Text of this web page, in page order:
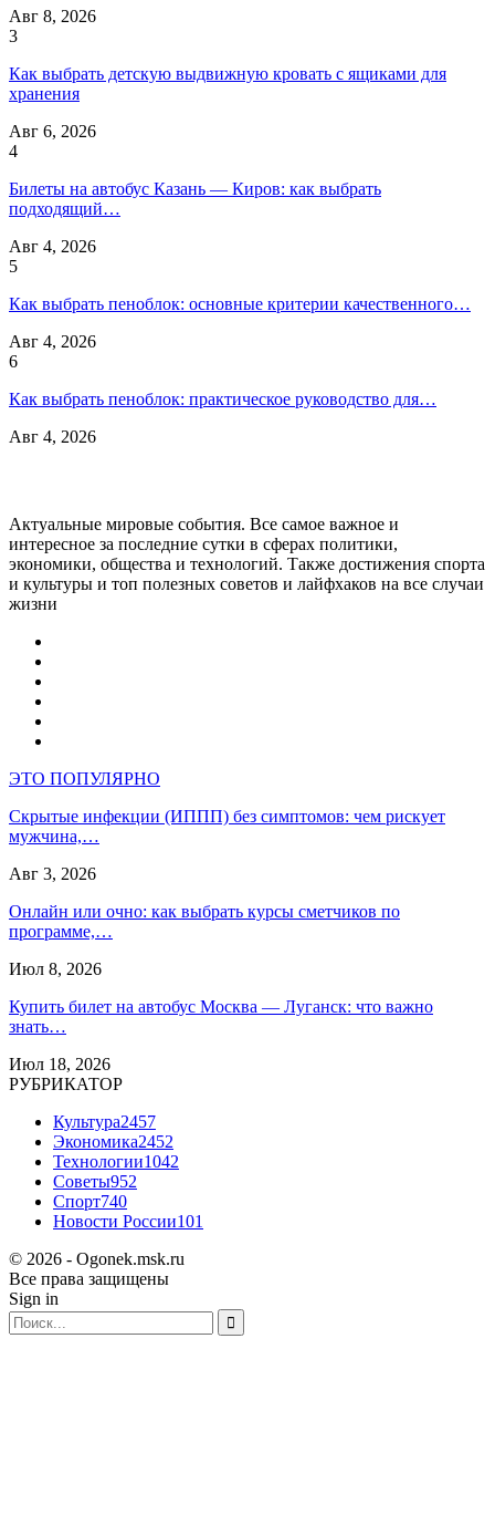
Авг 8, 2026
3
Как выбрать детскую выдвижную кровать с ящиками для
хранения
Авг 6, 2026
4
Билеты на автобус Казань — Киров: как выбрать
подходящий…
Авг 4, 2026
5
Как выбрать пеноблок: основные критерии качественного…
Авг 4, 2026
6
Как выбрать пеноблок: практическое руководство для…
Авг 4, 2026
Актуальные мировые события. Все самое важное и
интересное за последние сутки в сферах политики,
экономики, общества и технологий. Также достижения спорта
и культуры и топ полезных советов и лайфхаков на все случаи
жизни
ЭТО ПОПУЛЯРНО
Скрытые инфекции (ИППП) без симптомов: чем рискует
мужчина,…
Авг 3, 2026
Онлайн или очно: как выбрать курсы сметчиков по
программе,…
Июл 8, 2026
Купить билет на автобус Москва — Луганск: что важно
знать…
Июл 18, 2026
РУБРИКАТОР
Культура2457
Экономика2452
Технологии1042
Советы952
Спорт740
Новости России101
© 2026 - Ogonek.msk.ru
Все права защищены
Sign in